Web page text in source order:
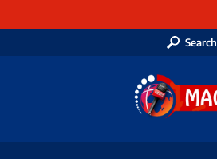
Search